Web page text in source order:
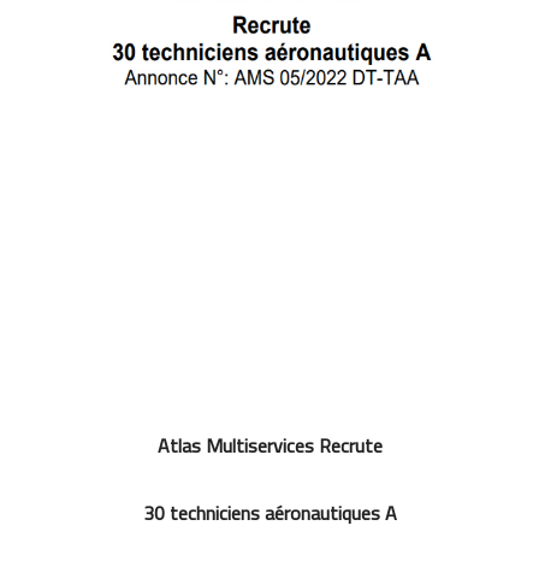
Atlas Multiservices Recrute
30 techniciens aéronautiques A